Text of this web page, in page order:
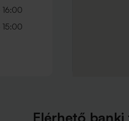
Elérhető